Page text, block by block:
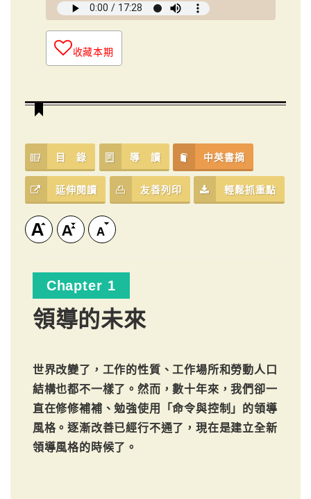
收藏本期
目 錄 導 讀 中英書摘
延伸閱讀 友善列印 輕鬆抓重點
Chapter 1
領導的未來
世界改變了，工作的性質、工作場所和勞動人口
結構也都不一樣了。然而，數十年來，我們卻一
直在修修補補、勉強使用「命令與控制」的領導
風格。逐漸改善已經行不通了，現在是建立全新
領導風格的時候了。